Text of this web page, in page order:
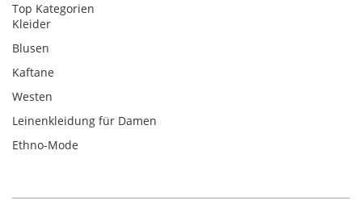
Top Kategorien
Kleider
Blusen
Kaftane
Westen
Leinenkleidung für Damen
Ethno-Mode